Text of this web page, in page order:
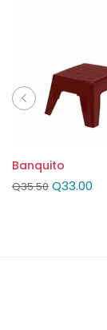
Banquito
Q35.50 Q33.00